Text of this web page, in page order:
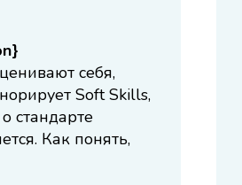
себя,
Soft Skills,
стандарте
Как понять,